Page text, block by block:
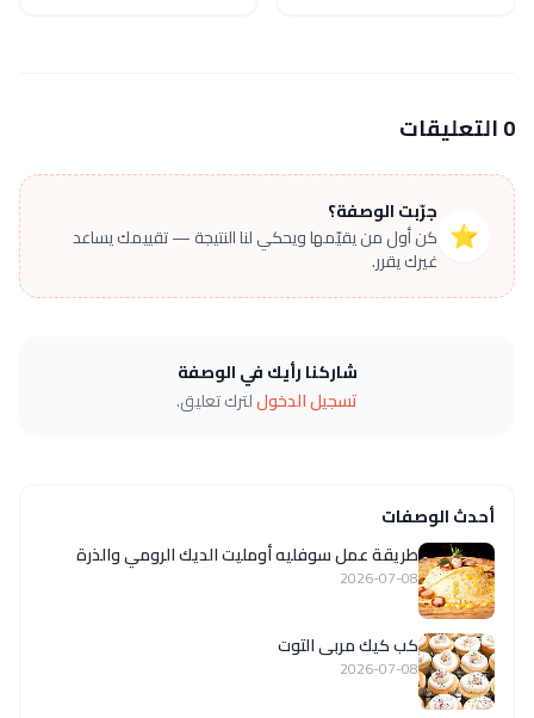
0 التعليقات
⭐
جرّبت الوصفة؟
كن أول من يقيّمها ويحكي لنا النتيجة — تقييمك يساعد
غيرك يقرر.
شاركنا رأيك في الوصفة
تسجيل الدخوللترك تعليق.
أحدث الوصفات
طريقة عمل سوفليه أومليت الديك الرومي والذرة
2026-07-08
كب كيك مربى التوت
2026-07-08